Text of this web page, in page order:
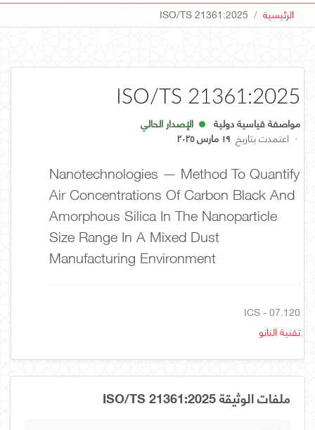
الرئيسية ISO/TS 21361:2025
ISO/TS 21361:2025
مواصفة قياسية دولية
الإصدار الحالي
· اعتمدت بتاريخ ١٩ مارس ٢٠٢٥
Nanotechnologies — Method To Quantify
Air Concentrations Of Carbon Black And
Amorphous Silica In The Nanoparticle
Size Range In A Mixed Dust
Manufacturing Environment
ICS - 07.120
تقنية النانو
ملفات الوثيقة ISO/TS 21361:2025